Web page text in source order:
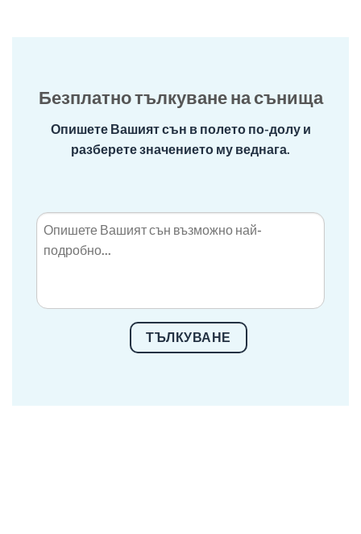
Безплатно тълкуване на сънища
Опишете Вашият сън в полето по-долу и
разберете значението му веднага.
ТЪЛКУВАНЕ